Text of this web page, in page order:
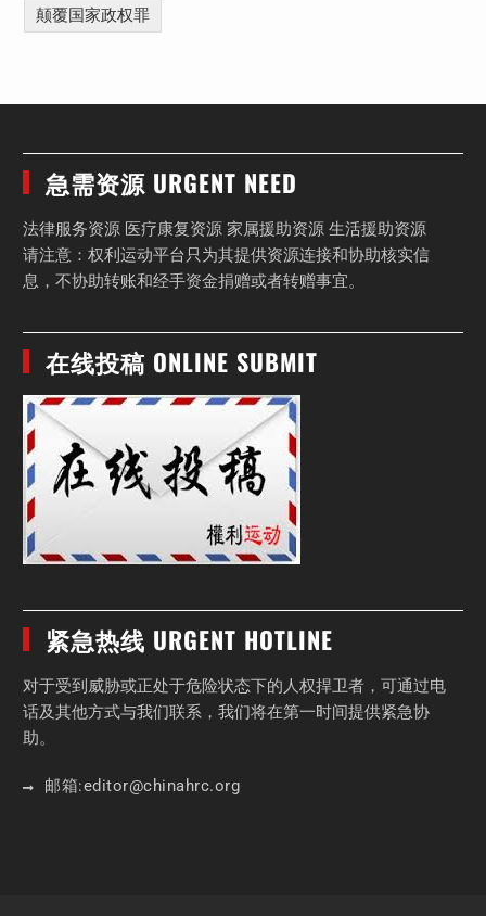
颠覆国家政权罪
急需资源 URGENT NEED
法律服务资源 医疗康复资源 家属援助资源 生活援助资源
请注意：权利运动平台只为其提供资源连接和协助核实信
息，不协助转账和经手资金捐赠或者转赠事宜。
在线投稿 ONLINE SUBMIT
紧急热线 URGENT HOTLINE
对于受到威胁或正处于危险状态下的人权捍卫者，可通过电
话及其他方式与我们联系，我们将在第一时间提供紧急协
助。
邮箱:editor@chinahrc.org